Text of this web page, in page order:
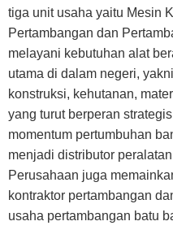
tiga unit usaha yaitu Mesin
Pertambangan dan
melayani kebutuhan alat
utama di dalam negeri,
konstruksi, kehutanan,
yang turut berperan
momentum pertumbuhan
menjadi distributor
Perusahaan juga
kontraktor pertambangan
usaha pertambangan batu